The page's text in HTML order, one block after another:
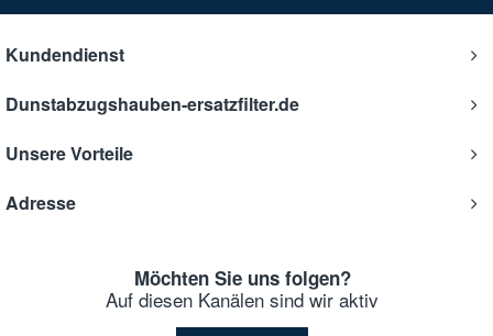
Kundendienst
Dunstabzugshauben-ersatzfilter.de
Unsere Vorteile
Adresse
Möchten Sie uns folgen?
Auf diesen Kanälen sind wir aktiv